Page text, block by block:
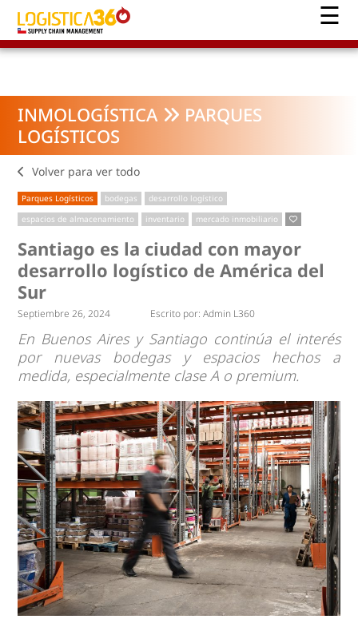
INMOLOGÍSTICA
PARQUES
LOGÍSTICOS
Volver para ver todo
Parques Logísticos bodegas
desarrollo logístico
espacios de almacenamiento
inventario mercado inmobiliario
​Santiago es la ciudad con mayor
desarrollo logístico de América del
Sur
Septiembre 26, 2024 Escrito por: Admin L360
En Buenos Aires y Santiago continúa el interés
por nuevas bodegas y espacios hechos a
medida, especialmente clase A o premium.